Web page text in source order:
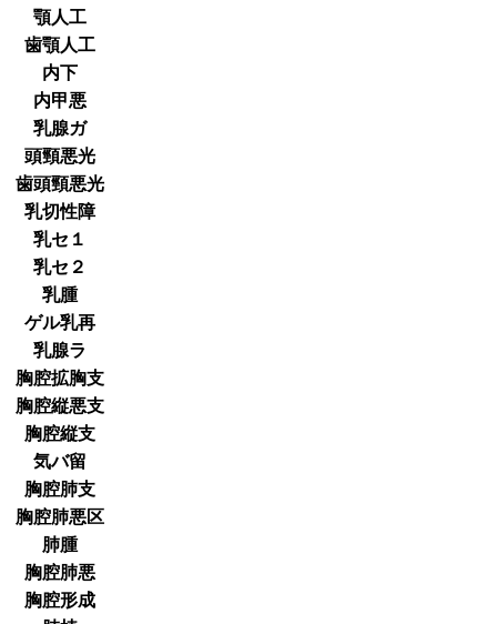
顎人工
歯顎人工
内下
内甲悪
乳腺ガ
頭頸悪光
歯頭頸悪光
乳切性障
乳セ１
乳セ２
乳腫
ゲル乳再
乳腺ラ
胸腔拡胸支
胸腔縦悪支
胸腔縦支
気バ留
胸腔肺支
胸腔肺悪区
肺腫
胸腔肺悪
胸腔形成